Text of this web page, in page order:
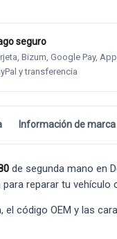
seguro
Bizum, Google Pay,
y transferencia
Información de marca
de segunda mano en
reparar tu vehículo
código OEM y las